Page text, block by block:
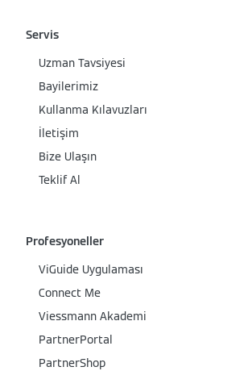
Servis
Uzman Tavsiyesi
Bayilerimiz
Kullanma Kılavuzları
İletişim
Bize Ulaşın
Teklif Al
Profesyoneller
ViGuide Uygulaması
Connect Me
Viessmann Akademi
PartnerPortal
PartnerShop